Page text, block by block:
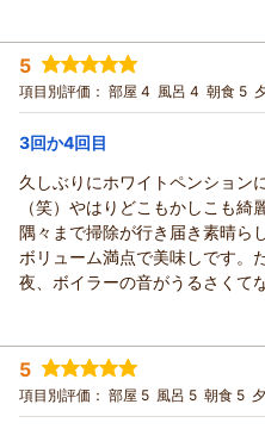
朝晩ともにご利用いただけた
ました。
ご家族水入らずで、ゆっくり
か。
また、お食事につきましても
取って
何よりでした。これからも皆
お過ごしいただける宿であり
おもてなししてまいります。
ぜひまた機会がございました
ませ。
再びお会いできます日を、心
宿泊時期： 2025年12月宿泊 (夫婦旅
投稿者： かっちゃんさん
宿泊プラン： 【年末年始・連休】死
＆創作伊フルコース基本プラン
ツイ
宿泊価格帯：
ヒーリングイン ホワイトペンショ
★かっちゃん様
この度はご宿泊頂きまして誠
また心温まるクチコミをお寄
お部屋・お風呂・お食事とも
大変うれしくまた、サービス
ど」
とのお言葉を頂戴しこれから
オーナーとのお話も楽しんで
わった
5
項目別評価： 部屋 4 風呂 4 朝食 5
3回か4回目
久しぶりにホワイトペンション
（笑）やはりどこもかしこも
隅々まで掃除が行き届き素晴ら
ボリューム満点で美味しです。
夜、ボイラーの音がうるさくて
れ以外は最高のペンションです
宿泊時期： 2025年12月宿泊 (夫婦旅
投稿者： ひろさん
宿泊プラン： 【年末年始・連休】死
＆創作伊フルコース基本プラン
ツイ
5
項目別評価： 部屋 5 風呂 5 朝食 5